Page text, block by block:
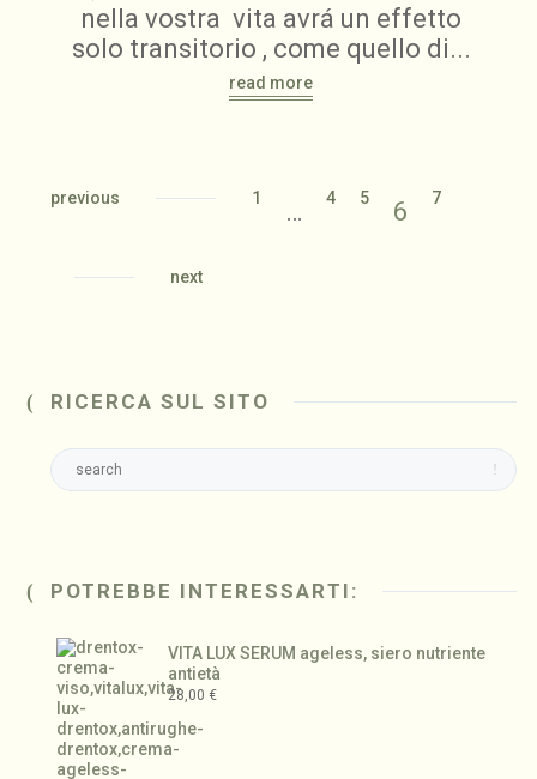
nella vostra vita avrá un effetto
solo transitorio , come quello di...
read more
previous 1 … 4 5 6 7
next
RICERCA SUL SITO
POTREBBE INTERESSARTI:
VITA LUX SERUM ageless, siero nutriente
antietà
28,00 €